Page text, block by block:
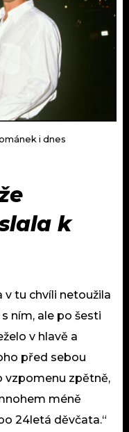
i dnes
k
tu chvíli netoužila
ním, ale po šesti
v hlavě a
před sebou
vzpomenu zpětně,
méně
24letá děvčata.“